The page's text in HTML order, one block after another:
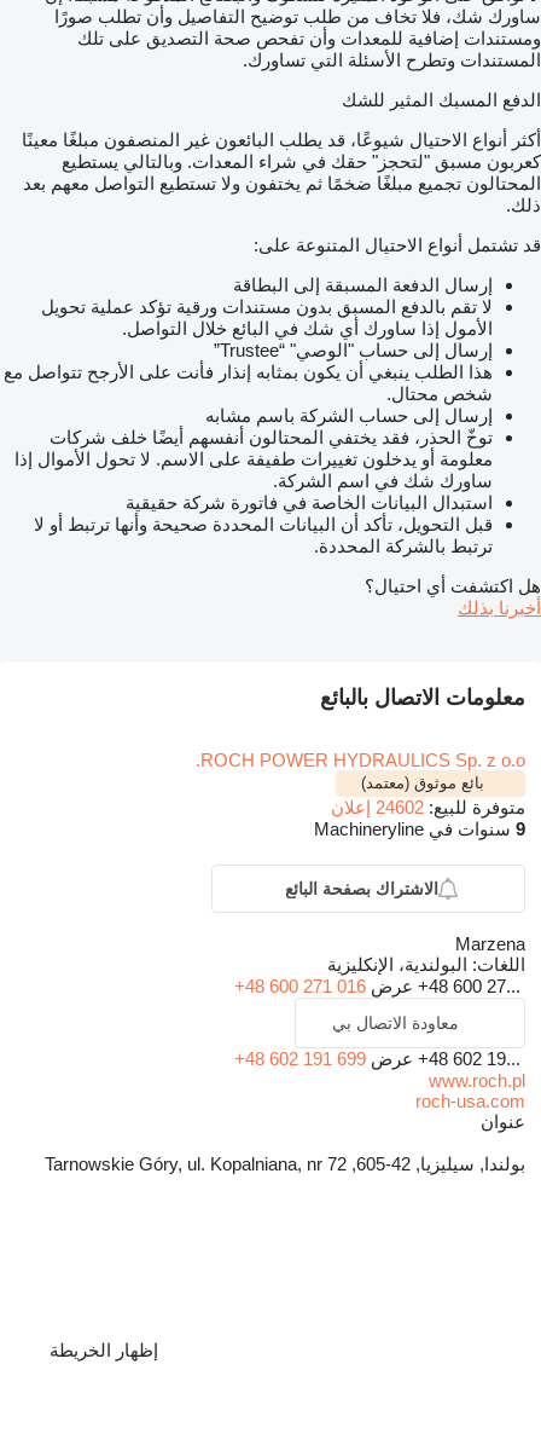
ساورك شك، فلا تخاف من طلب توضيح التفاصيل وأن تطلب صورًا
ومستندات إضافية للمعدات وأن تفحص صحة التصديق على تلك
المستندات وتطرح الأسئلة التي تساورك.
الدفع المسبك المثير للشك
أكثر أنواع الاحتيال شيوعًا، قد يطلب البائعون غير المنصفون مبلغًا معينًا
كعربون مسبق "لتحجز" حقك في شراء المعدات. وبالتالي يستطيع
المحتالون تجميع مبلغًا ضخمًا ثم يختفون ولا تستطيع التواصل معهم بعد
ذلك.
قد تشتمل أنواع الاحتيال المتنوعة على:
إرسال الدفعة المسبقة إلى البطاقة
لا تقم بالدفع المسبق بدون مستندات ورقية تؤكد عملية تحويل
الأمول إذا ساورك أي شك في البائع خلال التواصل.
إرسال إلى حساب "الوصي" “Trustee”
هذا الطلب ينبغي أن يكون بمثابه إنذار فأنت على الأرجح تتواصل مع
شخص محتال.
إرسال إلى حساب الشركة باسم مشابه
توخّ الحذر، فقد يختفي المحتالون أنفسهم أيضًا خلف شركات
معلومة أو يدخلون تغييرات طفيفة على الاسم. لا تحول الأموال إذا
ساورك شك في اسم الشركة.
استبدال البيانات الخاصة في فاتورة شركة حقيقية
قبل التحويل، تأكد أن البيانات المحددة صحيحة وأنها ترتبط أو لا
ترتبط بالشركة المحددة.
هل اكتشفت أي احتيال؟
أخبرنا بذلك
معلومات الاتصال بالبائع
ROCH POWER HYDRAULICS Sp. z o.o.
بائع موثوق (معتمد)
متوفرة للبيع: 24602 إعلان
9 سنوات في Machineryline
الاشتراك بصفحة البائع
Marzena
اللغات: البولندية، الإنكليزية
+48 600 27... عرض +48 600 271 016
معاودة الاتصال بي
+48 602 19... عرض +48 602 191 699
www.roch.pl
roch-usa.com
عنوان
بولندا, سيليزيا, 42-605, Tarnowskie Góry, ul. Kopalniana, nr 72
إظهار الخريطة